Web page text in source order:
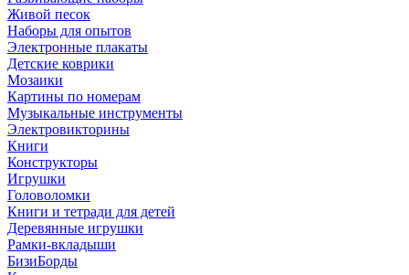
Живой песок
Наборы для опытов
Электронные плакаты
Детские коврики
Мозаики
Картины по номерам
Музыкальные инструменты
Электровикторины
Книги
Конструкторы
Игрушки
Головоломки
Книги и тетради для детей
Деревянные игрушки
Рамки-вкладыши
БизиБорды